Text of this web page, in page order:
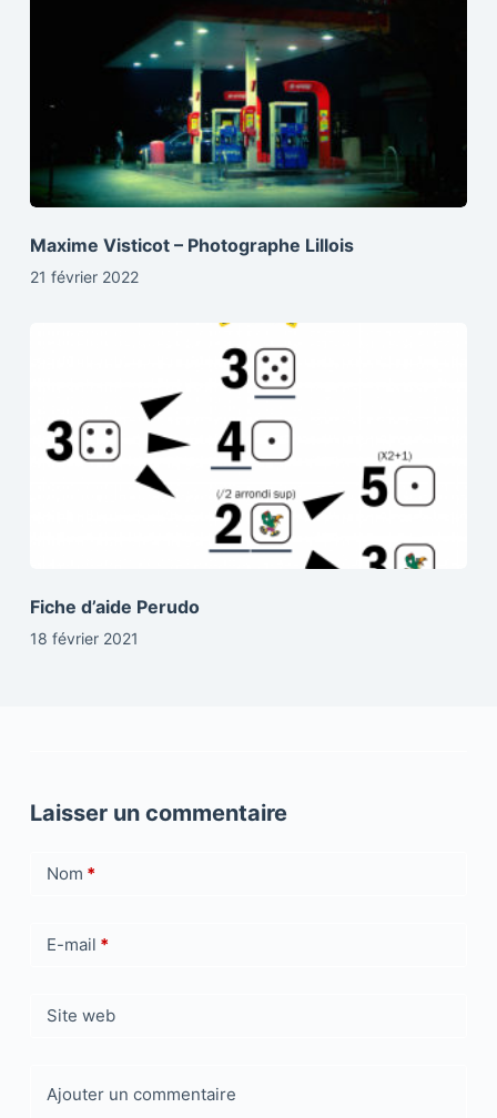
Maxime Visticot – Photographe Lillois
21 février 2022
Fiche d’aide Perudo
18 février 2021
Laisser un commentaire
Nom *
E-mail *
Site web
Ajouter un commentaire